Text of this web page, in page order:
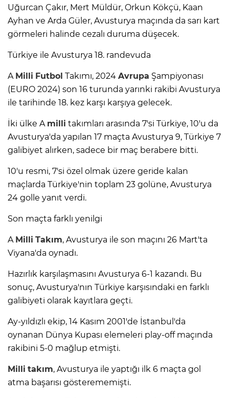
Uğurcan Çakır, Mert Müldür, Orkun Kökçü, Kaan
Ayhan ve Arda Güler, Avusturya maçında da sarı kart
görmeleri halinde cezalı duruma düşecek.
Türkiye ile Avusturya 18. randevuda
A Milli Futbol Takımı, 2024 Avrupa Şampiyonası
(EURO 2024) son 16 turunda yarınki rakibi Avusturya
ile tarihinde 18. kez karşı karşıya gelecek.
İki ülke A milli takımları arasında 7'si Türkiye, 10'u da
Avusturya'da yapılan 17 maçta Avusturya 9, Türkiye 7
galibiyet alırken, sadece bir maç berabere bitti.
10'u resmi, 7'si özel olmak üzere geride kalan
maçlarda Türkiye'nin toplam 23 golüne, Avusturya
24 golle yanıt verdi.
Son maçta farklı yenilgi
A Milli Takım, Avusturya ile son maçını 26 Mart'ta
Viyana'da oynadı.
Hazırlık karşılaşmasını Avusturya 6-1 kazandı. Bu
sonuç, Avusturya'nın Türkiye karşısındaki en farklı
galibiyeti olarak kayıtlara geçti.
Ay-yıldızlı ekip, 14 Kasım 2001'de İstanbul'da
oynanan Dünya Kupası elemeleri play-off maçında
rakibini 5-0 mağlup etmişti.
Milli takım, Avusturya ile yaptığı ilk 6 maçta gol
atma başarısı gösterememişti.